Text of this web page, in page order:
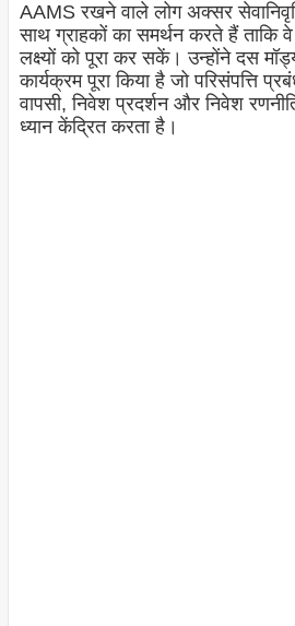
AAMS रखने वाले लोग अक्सर
साथ ग्राहकों का समर्थन करते हैं ताकि वे
लक्ष्यों को पूरा कर सकें। उन्होंने दस
कार्यक्रम पूरा किया है जो परिसंपत्ति
वापसी, निवेश प्रदर्शन और निवेश
ध्यान केंद्रित करता है।